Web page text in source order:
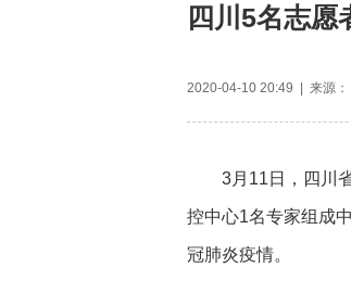
四川5名志愿
2020-04-10 20:49 | 来源：
3月11日，四川省
控中心1名专家组成
冠肺炎疫情。